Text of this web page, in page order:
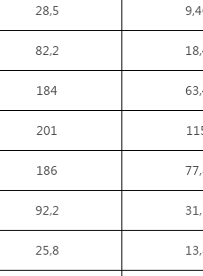
28,5
82,2
184
201
186
92,2
25,8